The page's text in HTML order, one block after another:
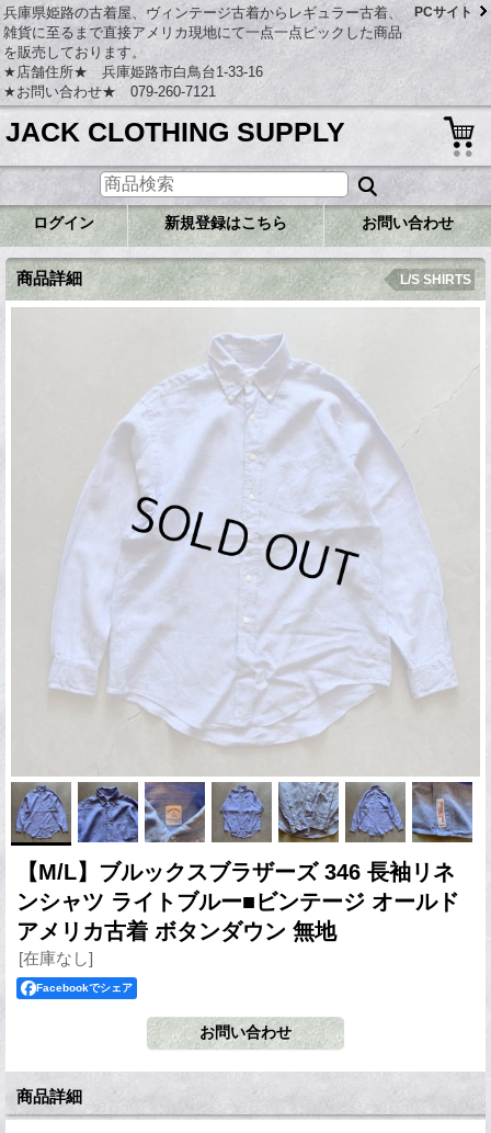
兵庫県姫路の古着屋、ヴィンテージ古着からレギュラー古着、
雑貨に至るまで直接アメリカ現地にて一点一点ピックした商品
を販売しております。
★店舗住所★ 兵庫姫路市白鳥台1-33-16
★お問い合わせ★ 079-260-7121
PCサイト
JACK CLOTHING SUPPLY
ログイン 新規登録はこちら お問い合わせ
商品詳細 L/S SHIRTS
【M/L】ブルックスブラザーズ 346 長袖リネ
ンシャツ ライトブルー■ビンテージ オールド
アメリカ古着 ボタンダウン 無地
[在庫なし]
Facebookでシェア
商品詳細